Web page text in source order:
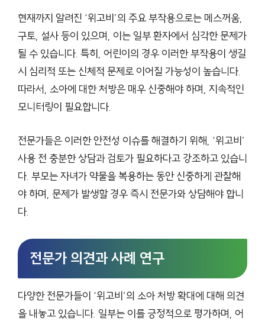
현재까지 알려진 ‘위고비’의 주요 부작용으로는 메스꺼움,
구토, 설사 등이 있으며, 이는 일부 환자에서 심각한 문제가
될 수 있습니다. 특히, 어린이의 경우 이러한 부작용이 생길
시 심리적 또는 신체적 문제로 이어질 가능성이 높습니다.
따라서, 소아에 대한 처방은 매우 신중해야 하며, 지속적인
모니터링이 필요합니다.
전문가들은 이러한 안전성 이슈를 해결하기 위해, ‘위고비’
사용 전 충분한 상담과 검토가 필요하다고 강조하고 있습니
다. 부모는 자녀가 약물을 복용하는 동안 신중하게 관찰해
야 하며, 문제가 발생할 경우 즉시 전문가와 상담해야 합니
다.
전문가 의견과 사례 연구
다양한 전문가들이 ‘위고비’의 소아 처방 확대에 대해 의견
을 내놓고 있습니다. 일부는 이를 긍정적으로 평가하며, 어